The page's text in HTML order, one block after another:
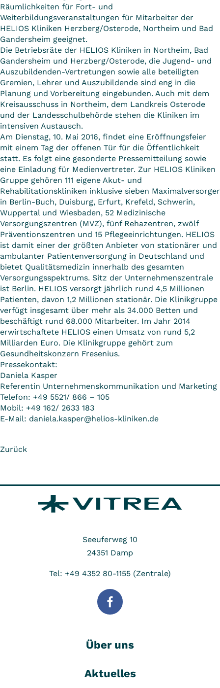
Räumlichkeiten für Fort- und
Weiterbildungsveranstaltungen für Mitarbeiter der
HELIOS Kliniken Herzberg/Osterode, Northeim und Bad
Gandersheim geeignet.
Die Betriebsräte der HELIOS Kliniken in Northeim, Bad
Gandersheim und Herzberg/Osterode, die Jugend- und
Auszubildenden-Vertretungen sowie alle beteiligten
Gremien, Lehrer und Auszubildende sind eng in die
Planung und Vorbereitung eingebunden. Auch mit dem
Kreisausschuss in Northeim, dem Landkreis Osterode
und der Landesschulbehörde stehen die Kliniken im
intensiven Austausch.
Am Dienstag, 10. Mai 2016, findet eine Eröffnungsfeier
mit einem Tag der offenen Tür für die Öffentlichkeit
statt. Es folgt eine gesonderte Pressemitteilung sowie
eine Einladung für Medienvertreter. Zur HELIOS Kliniken
Gruppe gehören 111 eigene Akut- und
Rehabilitationskliniken inklusive sieben Maximalversorger
in Berlin-Buch, Duisburg, Erfurt, Krefeld, Schwerin,
Wuppertal und Wiesbaden, 52 Medizinische
Versorgungszentren (MVZ), fünf Rehazentren, zwölf
Präventionszentren und 15 Pflegeeinrichtungen. HELIOS
ist damit einer der größten Anbieter von stationärer und
ambulanter Patientenversorgung in Deutschland und
bietet Qualitätsmedizin innerhalb des gesamten
Versorgungsspektrums. Sitz der Unternehmenszentrale
ist Berlin. HELIOS versorgt jährlich rund 4,5 Millionen
Patienten, davon 1,2 Millionen stationär. Die Klinikgruppe
verfügt insgesamt über mehr als 34.000 Betten und
beschäftigt rund 68.000 Mitarbeiter. Im Jahr 2014
erwirtschaftete HELIOS einen Umsatz von rund 5,2
Milliarden Euro. Die Klinikgruppe gehört zum
Gesundheitskonzern Fresenius.
Pressekontakt:
Daniela Kasper
Referentin Unternehmenskommunikation und Marketing
Telefon: +49 5521/ 866 – 105
Mobil: +49 162/ 2633 183
E-Mail: daniela.kasper@helios-kliniken.de
Zurück
Seeuferweg 10
24351 Damp
Tel: +49 4352 80-1155 (Zentrale)
Über uns
Aktuelles